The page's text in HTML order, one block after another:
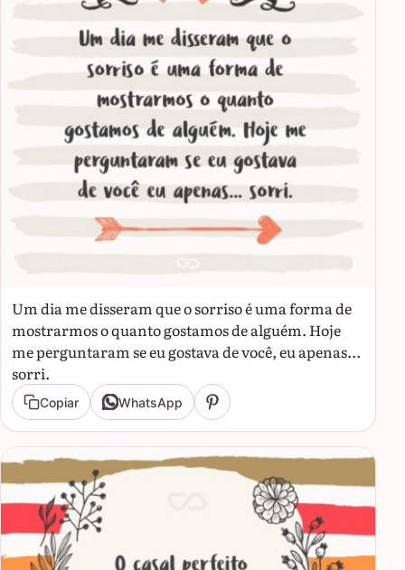
Um dia me disseram que o sorriso é uma forma de
mostrarmos o quanto gostamos de alguém. Hoje
me perguntaram se eu gostava de você, eu apenas...
sorri.
Copiar WhatsApp